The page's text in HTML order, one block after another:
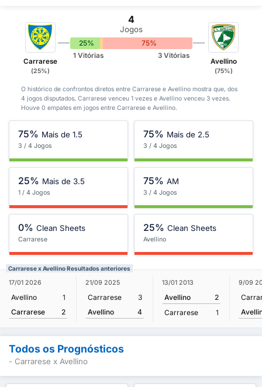
Carrarese
(25%)
4
Jogos
25% 75%
1 Vitórias 3 Vitórias
Avellino
(75%)
O histórico de confrontos diretos entre Carrarese e Avellino mostra que, dos
4 jogos disputados, Carrarese venceu 1 vezes e Avellino venceu 3 vezes.
Houve 0 empates em jogos entre Carrarese e Avellino.
75% Mais de 1.5
3 / 4 Jogos
75% Mais de 2.5
3 / 4 Jogos
25% Mais de 3.5
1 / 4 Jogos
75% AM
3 / 4 Jogos
0% Clean Sheets
Carrarese
25% Clean Sheets
Avellino
Carrarese x Avellino Resultados anteriores
17/01 2026
Avellino
1
Carrarese
2
21/09 2025
Carrarese
3
Avellino
4
13/01 2013
Avellino
2
Carrarese
1
9/09
Todos os Prognósticos
- Carrarese x Avellino